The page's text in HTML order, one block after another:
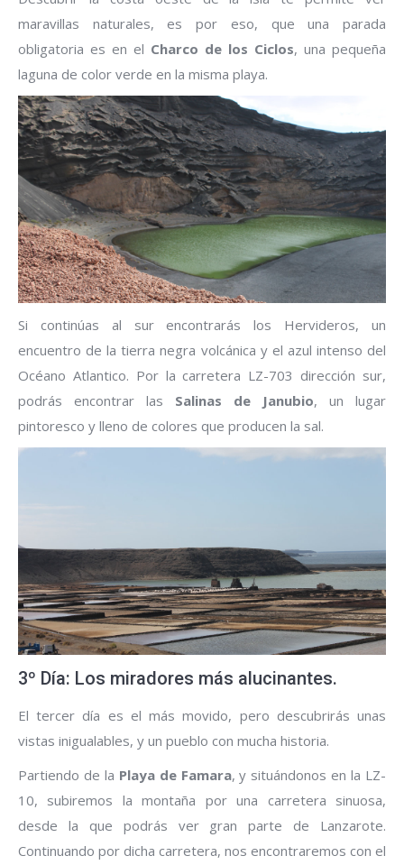
maravillas naturales, es por eso, que una parada
obligatoria es en el Charco de los Ciclos, una pequeña
laguna de color verde en la misma playa.
Si continúas al sur encontrarás los Hervideros, un
encuentro de la tierra negra volcánica y el azul intenso del
Océano Atlantico. Por la carretera LZ-703 dirección sur,
podrás encontrar las Salinas de Janubio, un lugar
pintoresco y lleno de colores que producen la sal.
3º Día: Los miradores más alucinantes.
El tercer día es el más movido, pero descubrirás unas
vistas inigualables, y un pueblo con mucha historia.
Partiendo de la Playa de Famara, y situándonos en la LZ-
10, subiremos la montaña por una carretera sinuosa,
desde la que podrás ver gran parte de Lanzarote.
Continuando por dicha carretera, nos encontraremos con el